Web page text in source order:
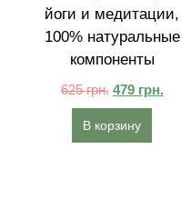
йоги и медитации,
100% натуральные
компоненты
625грн. 479 грн.
В корзину